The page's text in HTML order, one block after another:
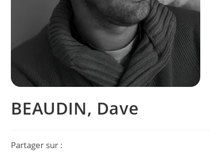
BEAUDIN, Dave
Partager sur :